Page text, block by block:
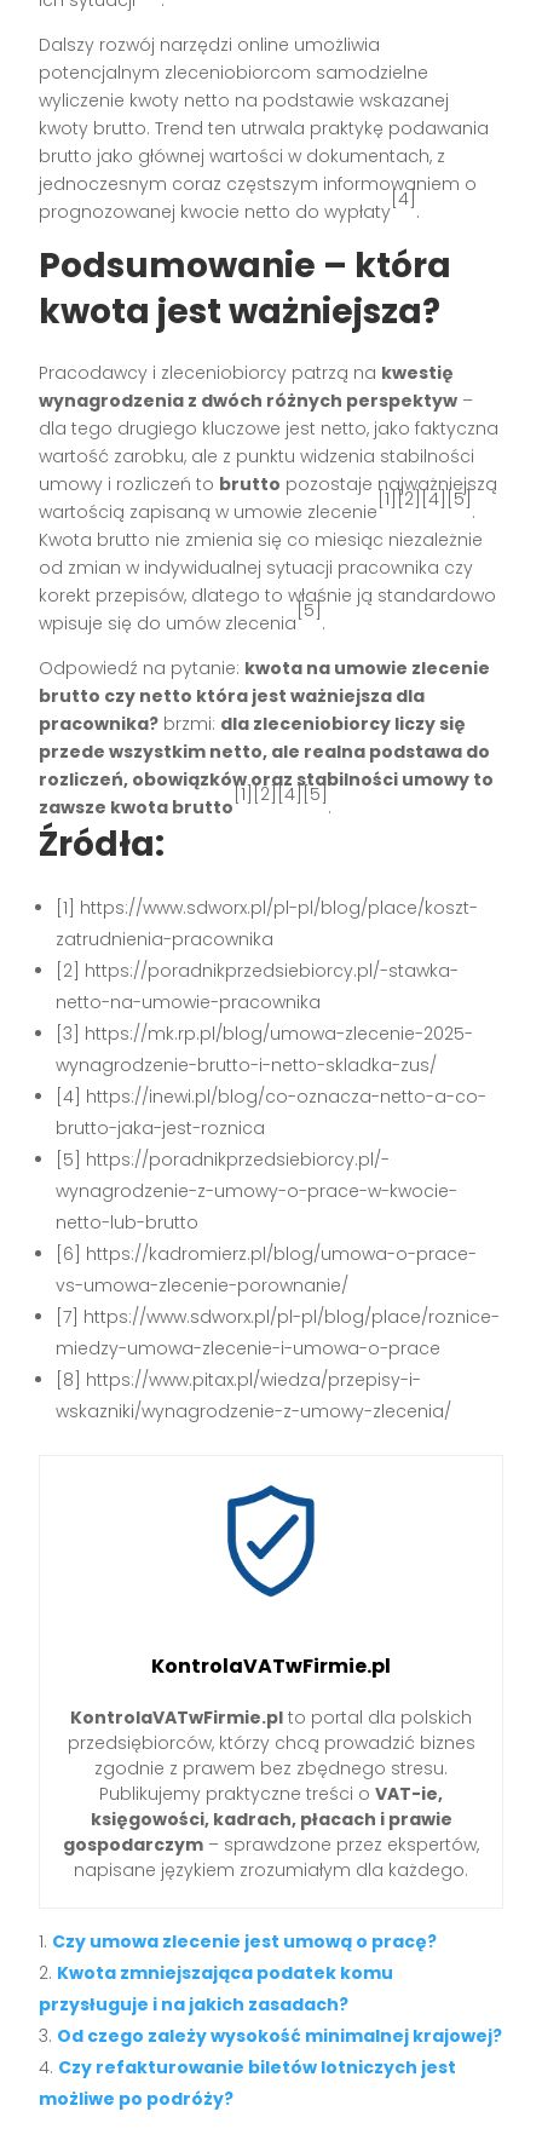
Dalszy rozwój narzędzi online umożliwia
potencjalnym zleceniobiorcom samodzielne
wyliczenie kwoty netto na podstawie wskazanej
kwoty brutto. Trend ten utrwala praktykę podawania
brutto jako głównej wartości w dokumentach, z
jednoczesnym coraz częstszym informowaniem o
prognozowanej kwocie netto do wypłaty
[4]
.
Podsumowanie – która
kwota jest ważniejsza?
Pracodawcy i zleceniobiorcy patrzą na kwestię
wynagrodzenia z dwóch różnych perspektyw –
dla tego drugiego kluczowe jest netto, jako faktyczna
wartość zarobku, ale z punktu widzenia stabilności
umowy i rozliczeń to brutto pozostaje najważniejszą
wartością zapisaną w umowie zlecenie
[1][2][4][5]
.
Kwota brutto nie zmienia się co miesiąc niezależnie
od zmian w indywidualnej sytuacji pracownika czy
korekt przepisów, dlatego to właśnie ją standardowo
wpisuje się do umów zlecenia
[5]
.
Odpowiedź na pytanie: kwota na umowie zlecenie
brutto czy netto która jest ważniejsza dla
pracownika? brzmi: dla zleceniobiorcy liczy się
przede wszystkim netto, ale realna podstawa do
rozliczeń, obowiązków oraz stabilności umowy to
zawsze kwota brutto
[1][2][4][5]
.
Źródła:
[1] https://www.sdworx.pl/pl-pl/blog/place/koszt-
zatrudnienia-pracownika
[2] https://poradnikprzedsiebiorcy.pl/-stawka-
netto-na-umowie-pracownika
[3] https://mk.rp.pl/blog/umowa-zlecenie-2025-
wynagrodzenie-brutto-i-netto-skladka-zus/
[4] https://inewi.pl/blog/co-oznacza-netto-a-co-
brutto-jaka-jest-roznica
[5] https://poradnikprzedsiebiorcy.pl/-
wynagrodzenie-z-umowy-o-prace-w-kwocie-
netto-lub-brutto
[6] https://kadromierz.pl/blog/umowa-o-prace-
vs-umowa-zlecenie-porownanie/
[7] https://www.sdworx.pl/pl-pl/blog/place/roznice-
miedzy-umowa-zlecenie-i-umowa-o-prace
[8] https://www.pitax.pl/wiedza/przepisy-i-
wskazniki/wynagrodzenie-z-umowy-zlecenia/
KontrolaVATwFirmie.pl
KontrolaVATwFirmie.pl to portal dla polskich
przedsiębiorców, którzy chcą prowadzić biznes
zgodnie z prawem bez zbędnego stresu.
Publikujemy praktyczne treści o VAT-ie,
księgowości, kadrach, płacach i prawie
gospodarczym – sprawdzone przez ekspertów,
napisane językiem zrozumiałym dla każdego.
Czy umowa zlecenie jest umową o pracę?
Kwota zmniejszająca podatek komu
przysługuje i na jakich zasadach?
Od czego zależy wysokość minimalnej krajowej?
Czy refakturowanie biletów lotniczych jest
możliwe po podróży?